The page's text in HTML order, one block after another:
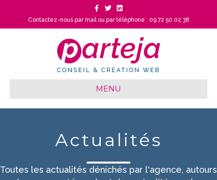
Facebook
TwitterLinkedin
Contactez-nous par mailou par téléphone : 09 72 50 02 38
MENU
Actualités
Toutes les actualités dénichés par l'agence, autours